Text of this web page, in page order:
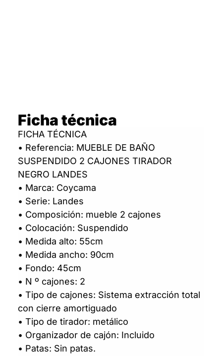
Ficha técnica
FICHA TÉCNICA
• Referencia: MUEBLE DE BAÑO
SUSPENDIDO 2 CAJONES TIRADOR
NEGRO LANDES
• Marca: Coycama
• Serie: Landes
• Composición: mueble 2 cajones
• Colocación: Suspendido
• Medida alto: 55cm
• Medida ancho: 90cm
• Fondo: 45cm
• N º cajones: 2
• Tipo de cajones: Sistema extracción total
con cierre amortiguado
• Tipo de tirador: metálico
• Organizador de cajón: Incluido
• Patas: Sin patas.